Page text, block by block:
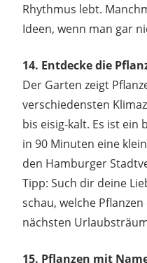
Rhythmus lebt.
Ideen, wenn man gar
14. Entdecke die
Der Garten zeigt
verschiedensten
bis eisig-kalt. Es ist ein
in 90 Minuten eine
den Hamburger
Tipp: Such dir deine
schau, welche
nächsten
15. Pflanzen mit